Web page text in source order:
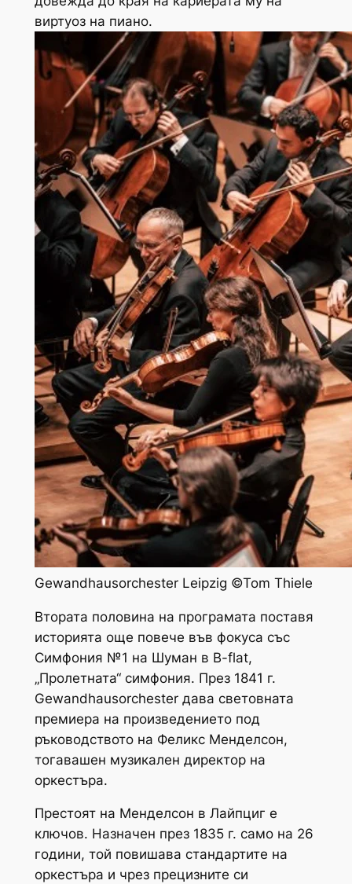
виртуоз на пиано.
Gewandhausorchester Leipzig ©Tom Thiele
Втората половина на програмата поставя
историята още повече във фокуса със
Симфония №1 на Шуман в B-flat,
„Пролетната“ симфония. През 1841 г.
Gewandhausorchester дава световната
премиера на произведението под
ръководството на Феликс Менделсон,
тогавашен музикален директор на
оркестъра.
Престоят на Менделсон в Лайпциг е
ключов. Назначен през 1835 г. само на 26
години, той повишава стандартите на
оркестъра и чрез прецизните си